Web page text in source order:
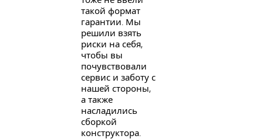
такой формат
гарантии. Мы
решили взять
риски на себя,
чтобы вы
почувствовали
сервис и заботу с
нашей стороны,
а также
насладились
сборкой
конструктора.